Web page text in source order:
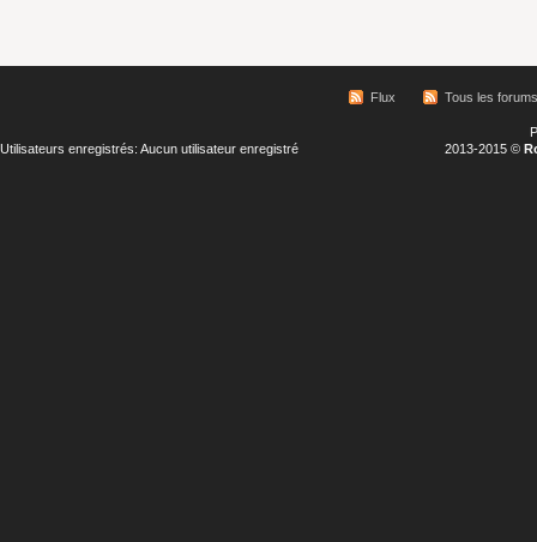
Flux Tous les forums
Utilisateurs enregistrés: Aucun utilisateur enregistré
2013-2015 ©